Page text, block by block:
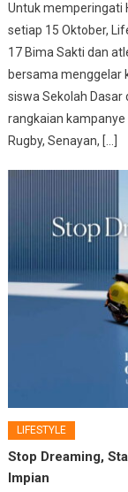
Untuk memperingati
setiap 15 Oktober,
17 Bima Sakti dan
bersama menggelar
siswa Sekolah
rangkaian
Rugby, Senayan, […]
LIFESTYLE
Stop Dreaming,
Impian